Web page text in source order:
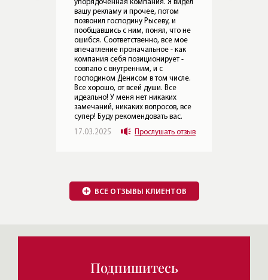
ВСЕ ОТЗЫВЫ КЛИЕНТОВ
Подпишитесь